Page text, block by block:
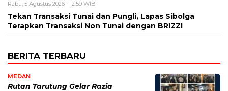
Rabu, 5 Agustus 2026 - 12:59 WIB
Tekan Transaksi Tunai dan Pungli, Lapas Sibolga
Terapkan Transaksi Non Tunai dengan BRIZZI
BERITA TERBARU
MEDAN
Rutan Tarutung Gelar Razia